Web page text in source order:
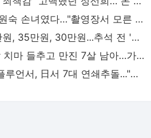
박소담, 박원숙 손녀였다…"촬영장서 모른 척" 왜 숨겼나 - 머니투데이
1인당 50만원, 35만원, 30만원...추석 전 '민생지원금' 받는 곳 - 머니투데이
6살·5살 딸 치마 들추고 만진 7살 남아…가해 부모 "아이들이 허락해" - 머니투데이
한국인 인플루언서, 日서 7대 연쇄추돌..."벤틀리 버리고 도주" - 머니투데이